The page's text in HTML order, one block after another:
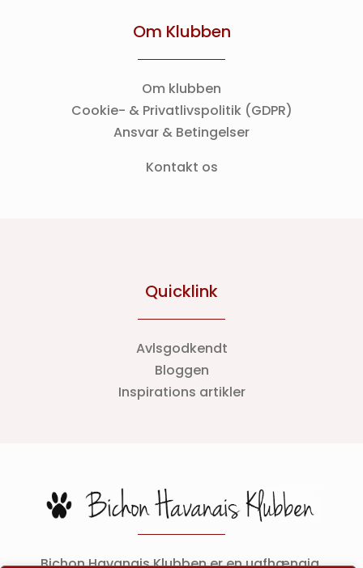
Om Klubben
Om klubben
Cookie- & Privatlivspolitik (GDPR)
Ansvar & Betingelser
Kontakt os
Quicklink
Avlsgodkendt
Bloggen
Inspirations artikler
Bichon Havanais Klubben er en uafhængig